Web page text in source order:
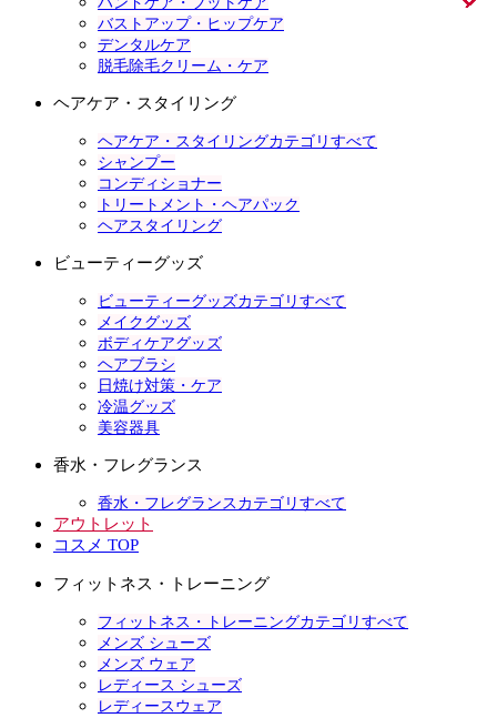
バストアップ・ヒップケア
デンタルケア
脱毛除毛クリーム・ケア
ヘアケア・スタイリング
ヘアケア・スタイリングカテゴリすべて
シャンプー
コンディショナー
トリートメント・ヘアパック
ヘアスタイリング
ビューティーグッズ
ビューティーグッズカテゴリすべて
メイクグッズ
ボディケアグッズ
ヘアブラシ
日焼け対策・ケア
冷温グッズ
美容器具
香水・フレグランス
香水・フレグランスカテゴリすべて
アウトレット
コスメ TOP
フィットネス・トレーニング
フィットネス・トレーニングカテゴリすべて
メンズ シューズ
メンズ ウェア
レディース シューズ
レディースウェア